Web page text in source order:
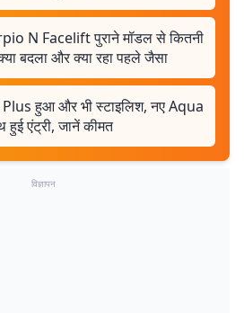
N Facelift पुराने मॉडल से कितनी
बदला और क्या रहा पहले जैसा
हुआ और भी स्टाइलिश, नए Aqua
एंट्री, जानें कीमत
विज्ञापन